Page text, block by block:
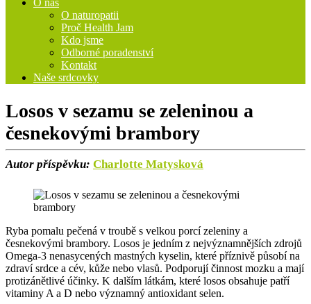
O nás
O naturopatii
Proč Health Jam
Kdo jsme
Odborné poradenství
Kontakt
Naše srdcovky
Losos v sezamu se zeleninou a
česnekovými brambory
Autor příspěvku: Charlotte Matysková
Ryba pomalu pečená v troubě s velkou porcí zeleniny a
česnekovými brambory. Losos je jedním z nejvýznamnějších zdrojů
Omega-3 nenasycených mastných kyselin, které příznivě působí na
zdraví srdce a cév, kůže nebo vlasů. Podporují činnost mozku a mají
protizánětlivé účinky. K dalším látkám, které losos obsahuje patří
vitaminy A a D nebo významný antioxidant selen.